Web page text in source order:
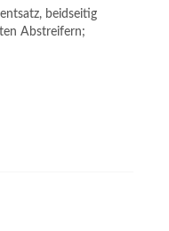
beidseitig
Abstreifern;